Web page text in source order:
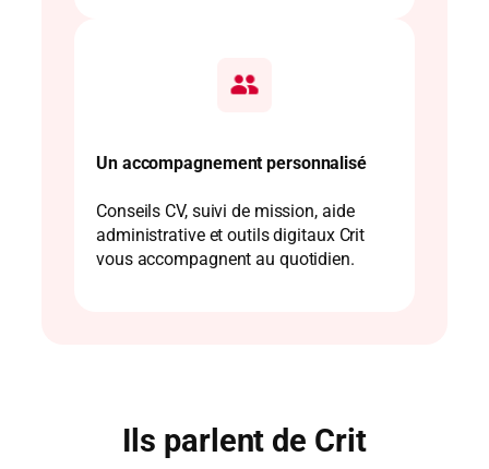
Un accompagnement personnalisé
Conseils CV, suivi de mission, aide
administrative et outils digitaux Crit
vous accompagnent au quotidien.
Ils parlent de Crit